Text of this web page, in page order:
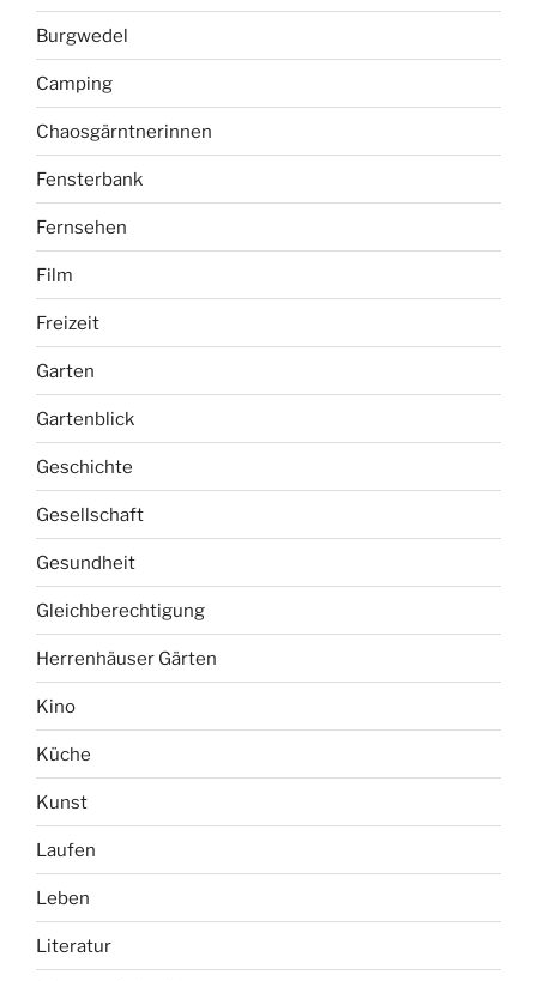
Burgwedel
Camping
Chaosgärntnerinnen
Fensterbank
Fernsehen
Film
Freizeit
Garten
Gartenblick
Geschichte
Gesellschaft
Gesundheit
Gleichberechtigung
Herrenhäuser Gärten
Kino
Küche
Kunst
Laufen
Leben
Literatur